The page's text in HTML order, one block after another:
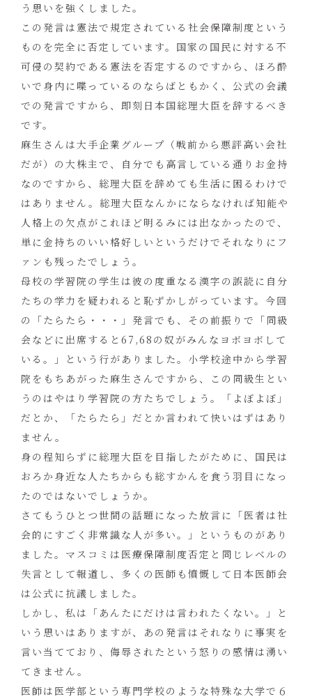
う思いを強くしました。
この発言は憲法で規定されている社会保障制度という
ものを完全に否定しています。国家の国民に対する不
可侵の契約である憲法を否定するのですから、ほろ酔
いで身内に喋っているのならばともかく、公式の会議
での発言ですから、即刻日本国総理大臣を辞するべき
です。
麻生さんは大手企業グループ（戦前から悪評高い会社
だが）の大株主で、自分でも高言している通りお金持
なのですから、総理大臣を辞めても生活に困るわけで
はありません。総理大臣なんかにならなければ知能や
人格上の欠点がこれほど明るみには出なかったので、
単に金持ちのいい格好しいというだけでそれなりにフ
ァンも残ったでしょう。
母校の学習院の学生は彼の度重なる漢字の誤読に自分
たちの学力を疑われると恥ずかしがっています。今回
の「たらたら・・・」発言でも、その前振りで「同級
会などに出席すると67,68の奴がみんなヨボヨボして
いる。」という行がありました。小学校途中から学習
院をもちあがった麻生さんですから、この同級生とい
うのはやはり学習院の方たちでしょう。「よぼよぼ」
だとか、「たらたら」だとか言われて快いはずはあり
ません。
身の程知らずに総理大臣を目指したがために、国民は
おろか身近な人たちからも総すかんを食う羽目になっ
たのではないでしょうか。
さてもうひとつ世間の話題になった放言に「医者は社
会的にすごく非常識な人が多い。」というものがあり
ました。マスコミは医療保障制度否定と同じレベルの
失言として報道し、多くの医師も憤慨して日本医師会
は公式に抗議しました。
しかし、私は「あんたにだけは言われたくない。」と
いう思いはありますが、あの発言はそれなりに事実を
言い当てており、侮辱されたという怒りの感情は湧い
てきません。
医師は医学部という専門学校のような特殊な大学で６